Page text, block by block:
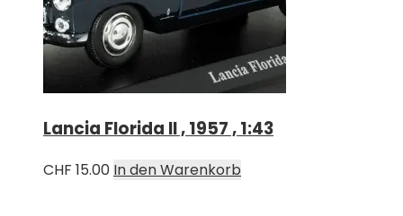
Lancia Florida II , 1957 , 1:43
CHF 15.00 In den Warenkorb